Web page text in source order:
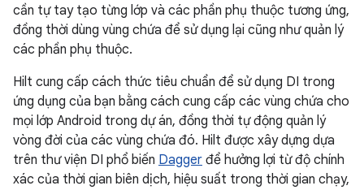
cần tự tay tạo từng lớp và các phần phụ thuộc tương ứng,
đồng thời dùng vùng chứa để sử dụng lại cũng như quản lý
các phần phụ thuộc.
Hilt cung cấp cách thức tiêu chuẩn để sử dụng DI trong
ứng dụng của bạn bằng cách cung cấp các vùng chứa cho
mọi lớp Android trong dự án, đồng thời tự động quản lý
vòng đời của các vùng chứa đó. Hilt được xây dựng dựa
trên thư viện DI phổ biến Dagger để hưởng lợi từ độ chính
xác của thời gian biên dịch, hiệu suất trong thời gian chạy,